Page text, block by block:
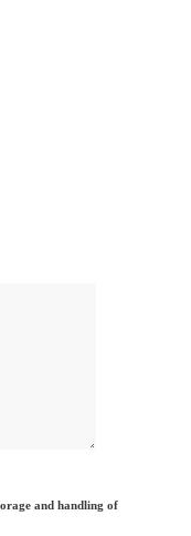
and handling of